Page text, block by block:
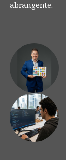
abrangente.